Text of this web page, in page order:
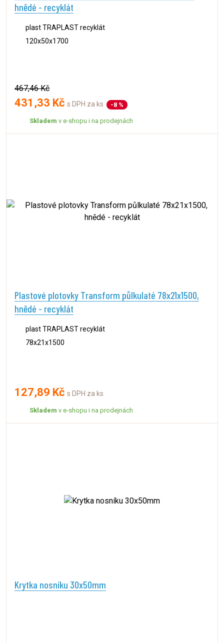
hnědé - recyklát
plast TRAPLAST recyklát
120x50x1700
467,46 Kč
431,33 Kč s DPH za ks -8 %
Skladem v e-shopu i na prodejnách
Plastové plotovky Transform půlkulaté 78x21x1500,
hnědé - recyklát
plast TRAPLAST recyklát
78x21x1500
127,89 Kč s DPH za ks
Skladem v e-shopu i na prodejnách
Krytka nosníku 30x50mm